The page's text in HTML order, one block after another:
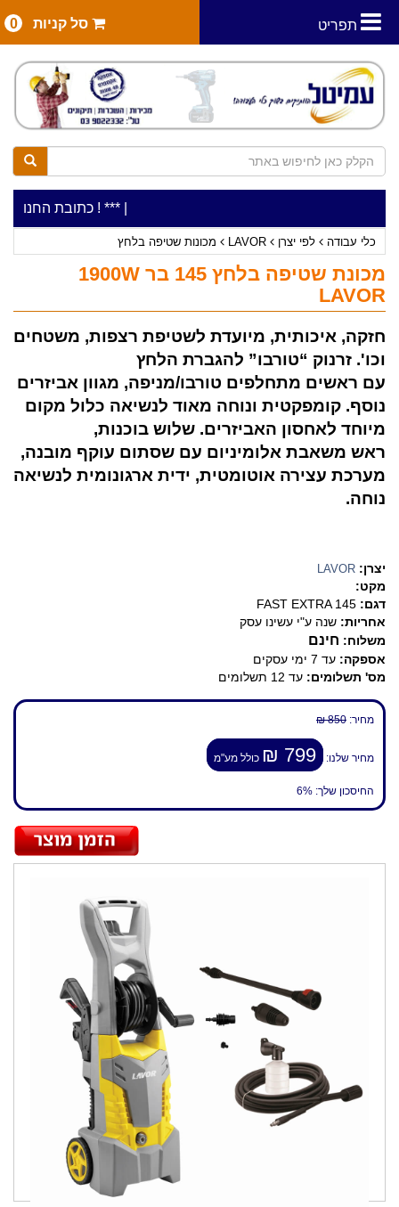
תפריט סל קניות 0
***כתובת החנות: רח' המלאכה 2, ביתן 8 (כניסה***כלי עבודה להשכרה בתעריף יומי משתלם ! ***
כלי עבודה לפי יצרן LAVOR מכונות שטיפה בלחץ
מכונת שטיפה בלחץ 145 בר 1900W
LAVOR
חזקה, איכותית, מיועדת לשטיפת רצפות, משטחים
וכו'. זרנוק “טורבו” להגברת הלחץ
עם ראשים מתחלפים טורבו/מניפה, מגוון אביזרים
נוסף. קומפקטית ונוחה מאוד לנשיאה כלול מקום
מיוחד לאחסון האביזרים. שלוש בוכנות,
ראש משאבת אלומיניום עם שסתום עוקף מובנה,
מערכת עצירה אוטומטית, ידית ארגונומית לנשיאה
נוחה.
יצרן: LAVOR
מקט:
דגם: FAST EXTRA 145
אחריות: שנה ע"י עשינו עסק
משלוח: חינם
אספקה: עד 7 ימי עסקים
מס' תשלומים: עד 12 תשלומים
מחיר: 850 ₪
מחיר שלנו: 799 ₪ כולל מע"מ
החיסכון שלך: 6%